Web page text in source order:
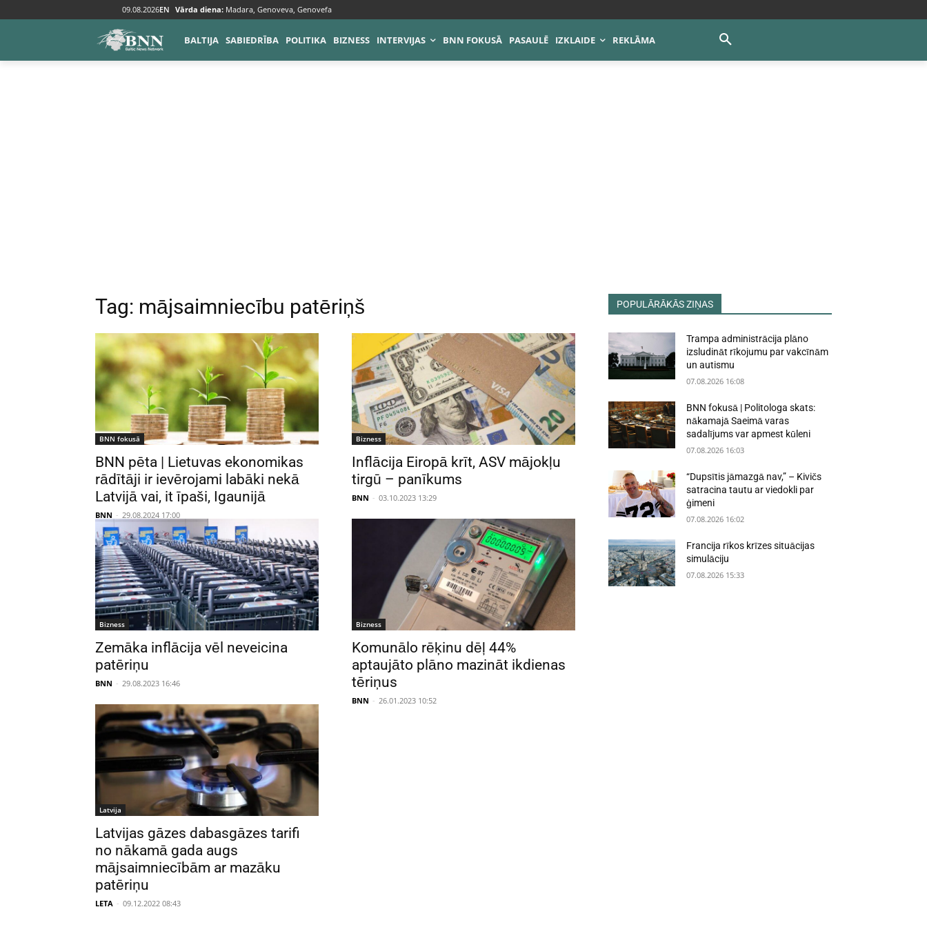
09.08.2026EN Vārda diena: Madara, Genoveva, Genovefa
BALTIJA SABIEDRĪBA POLITIKA BIZNESS INTERVIJAS BNN FOKUSĀ PASAULĒ IZKLAIDE REKLĀMA
Tags Mājsaimniecību patēriņš
Tag: mājsaimniecību patēriņš
BNN fokusā
BNN pēta | Lietuvas ekonomikas
rādītāji ir ievērojami labāki nekā
Latvijā vai, it īpaši, Igaunijā
BNN - 29.08.2024 17:00
Bizness
Inflācija Eiropā krīt, ASV mājokļu
tirgū – panīkums
BNN - 03.10.2023 13:29
Bizness
Zemāka inflācija vēl neveicina
patēriņu
BNN - 29.08.2023 16:46
Bizness
Komunālo rēķinu dēļ 44%
aptaujāto plāno mazināt ikdienas
tēriņus
BNN - 26.01.2023 10:52
Latvija
Latvijas gāzes dabasgāzes tarifi
no nākamā gada augs
mājsaimniecībām ar mazāku
patēriņu
LETA - 09.12.2022 08:43
POPULĀRĀKĀS ZIŅAS
Trampa administrācija plāno
izsludināt rīkojumu par vakcīnām
un autismu
07.08.2026 16:08
BNN fokusā | Politologa skats:
nākamajā Saeimā varas
sadalījums var apmest kūleni
07.08.2026 16:03
“Dupsītis jāmazgā nav,” – Kivičs
satracina tautu ar viedokli par
ģimeni
07.08.2026 16:02
Francija rīkos krīzes situācijas
simulāciju
07.08.2026 15:33